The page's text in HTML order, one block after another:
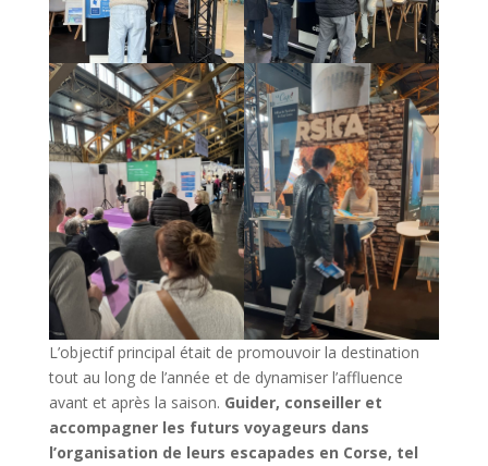
L’objectif principal était de promouvoir la destination
tout au long de l’année et de dynamiser l’affluence
avant et après la saison. Guider, conseiller et
accompagner les futurs voyageurs dans
l’organisation de leurs escapades en Corse, tel